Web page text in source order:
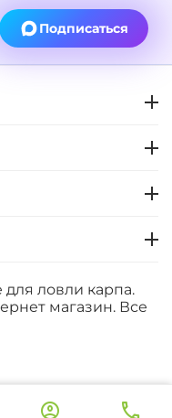
Подписаться
для ловли карпа.
магазин. Все
В корзину